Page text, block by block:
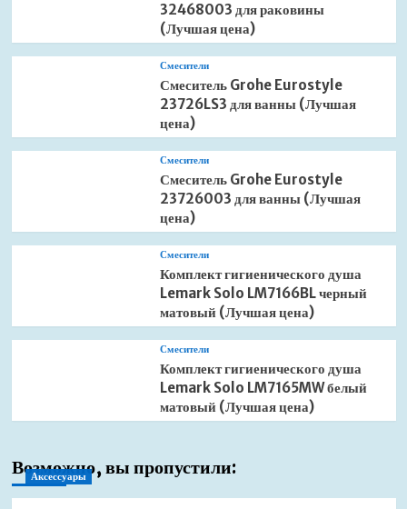
32468003 для раковины
(Лучшая цена)
Смесители
Смеситель Grohe Eurostyle
23726LS3 для ванны (Лучшая
цена)
Смесители
Смеситель Grohe Eurostyle
23726003 для ванны (Лучшая
цена)
Смесители
Комплект гигиенического душа
Lemark Solo LM7166BL черный
матовый (Лучшая цена)
Смесители
Комплект гигиенического душа
Lemark Solo LM7165MW белый
матовый (Лучшая цена)
Возможно, вы пропустили:
Аксессуары